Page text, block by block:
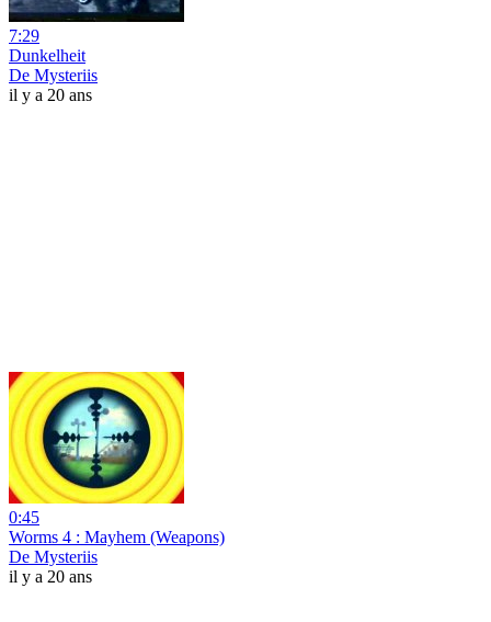
7:29
Dunkelheit
De Mysteriis
il y a 20 ans
0:45
Worms 4 : Mayhem (Weapons)
De Mysteriis
il y a 20 ans